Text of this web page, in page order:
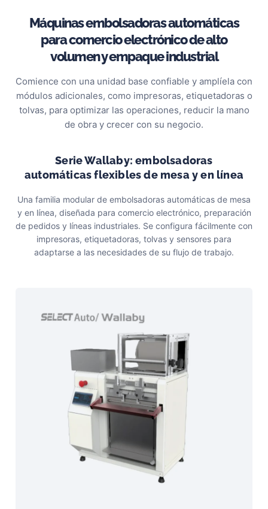
Máquinas embolsadoras automáticas
para comercio electrónico de alto
volumen y empaque industrial
Comience con una unidad base confiable y amplíela con
módulos adicionales, como impresoras, etiquetadoras o
tolvas, para optimizar las operaciones, reducir la mano
de obra y crecer con su negocio.
Serie Wallaby: embolsadoras
automáticas flexibles de mesa y en línea
Una familia modular de embolsadoras automáticas de mesa
y en línea, diseñada para comercio electrónico, preparación
de pedidos y líneas industriales. Se configura fácilmente con
impresoras, etiquetadoras, tolvas y sensores para
adaptarse a las necesidades de su flujo de trabajo.